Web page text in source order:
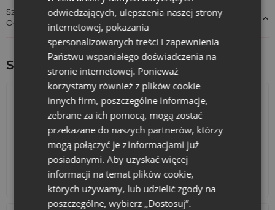
Szczegóły dotyczące zgodności produktu z przepisami:
Odpowiedzialność za produkt
Sprawdź inne ciekawe produkty:
Kalendarze adwentowe Torby bawełniane
odwiedzających, ulepszenia naszej strony
internetowej, pokazania
spersonalizowanych treści i zapewnienia
Państwu wspaniałego doświadczenia na
stronie internetowej. Ponieważ
korzystamy również z plików cookie
innych firm, poszczególne informacje,
zebrane za ich pomocą, mogą zostać
przekazane do naszych partnerów, którzy
mogą połączyć je z informacjami już
posiadanymi. Aby uzyskać więcej
informacji na temat plików cookie,
których używamy, lub udzielić zgody na
poszczególne, wybierz „Dostosuj”.